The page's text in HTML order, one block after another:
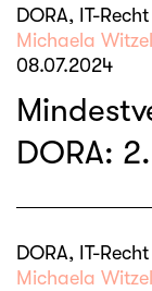
DORA, IT-Recht
Michaela Witzel
08.07.2024
DORA:
DORA, IT-Recht
Michaela Witzel